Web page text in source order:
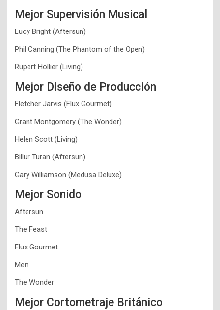
Mejor Supervisión Musical
Lucy Bright (Aftersun)
Phil Canning (The Phantom of the Open)
Rupert Hollier (Living)
Mejor Diseño de Producción
Fletcher Jarvis (Flux Gourmet)
Grant Montgomery (The Wonder)
Helen Scott (Living)
Billur Turan (Aftersun)
Gary Williamson (Medusa Deluxe)
Mejor Sonido
Aftersun
The Feast
Flux Gourmet
Men
The Wonder
Mejor Cortometraje Británico